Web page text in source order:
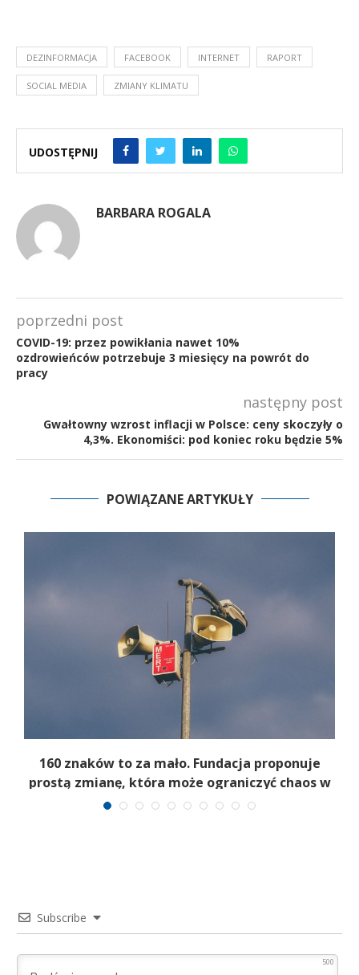
DEZINFORMACJA FACEBOOK INTERNET RAPORT
SOCIAL MEDIA ZMIANY KLIMATU
UDOSTĘPNIJ
BARBARA ROGALA
poprzedni post
COVID-19: przez powikłania nawet 10%
ozdrowieńców potrzebuje 3 miesięcy na powrót do
pracy
następny post
Gwałtowny wzrost inflacji w Polsce: ceny skoczyły o
4,3%. Ekonomiści: pod koniec roku będzie 5%
POWIĄZANE ARTYKUŁY
160 znaków to za mało. Fundacja proponuje
prostą zmianę, która może ograniczyć chaos w
kryzysie
Subscribe
500